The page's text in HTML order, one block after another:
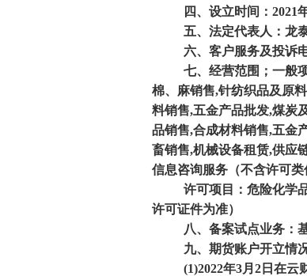
四、设立时间：2021
五、法定代表人：龙
六、客户服务及投诉
七、经营范围；一般
棉、麻销售,针纺织品及原
料销售,五金产品批发,煤炭
品销售,合成材料销售,五金
畜销售,机械设备租赁,供应
信息咨询服务（不含许可
许可项目：危险化学
许可证件为准）
八、备案试点业务：
九、期货账户开立情
(1)2022年3月2日在云